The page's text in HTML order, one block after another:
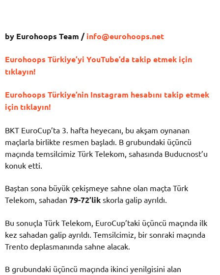
by Eurohoops Team /info@eurohoops.net
Eurohoops Türkiye’yi YouTube’da takip etmek için
tıklayın!
Eurohoops Türkiye’nin Instagram hesabını takip etmek
için tıklayın!
BKT EuroCup’ta 3. hafta heyecanı, bu akşam oynanan
maçlarla birlikte resmen başladı. B grubundaki üçüncü
maçında temsilcimiz Türk Telekom, sahasında Buducnost’u
konuk etti.
Baştan sona büyük çekişmeye sahne olan maçta Türk
Telekom, sahadan 79-72’lik skorla galip ayrıldı.
Bu sonuçla Türk Telekom, EuroCup’taki üçüncü maçında ilk
kez sahadan galip ayrıldı. Temsilcimiz, bir sonraki maçında
Trento deplasmanında sahne alacak.
B grubundaki üçüncü maçında ikinci yenilgisini alan